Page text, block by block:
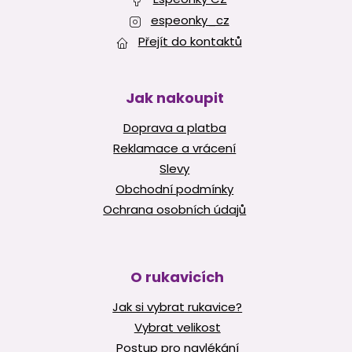
espeonky_cz
Přejít do kontaktů
Jak nakoupit
Doprava a platba
Reklamace a vrácení
Slevy
Obchodní podmínky
Ochrana osobních údajů
O rukavicích
Jak si vybrat rukavice?
Vybrat velikost
Postup pro navlékání